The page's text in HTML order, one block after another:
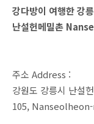
강다방이 여행한 강릉
난설헌메밀촌
주소 Address :
강원도 강릉시 난설
105,